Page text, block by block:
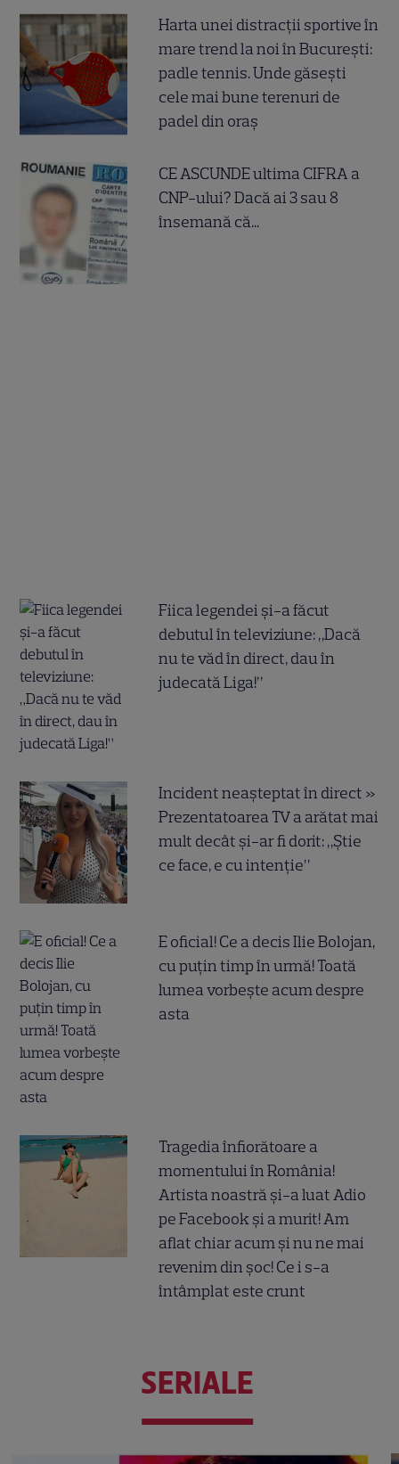
Harta unei distracții sportive în
mare trend la noi în București:
padle tennis. Unde găsești
cele mai bune terenuri de
padel din oraș
CE ASCUNDE ultima CIFRA a
CNP-ului? Dacă ai 3 sau 8
însemană că...
Fiica legendei și-a făcut
debutul în televiziune: „Dacă
nu te văd în direct, dau în
judecată Liga!”
Incident neașteptat în direct »
Prezentatoarea TV a arătat mai
mult decât și-ar fi dorit: „Știe
ce face, e cu intenție”
E oficial! Ce a decis Ilie Bolojan,
cu puțin timp în urmă! Toată
lumea vorbește acum despre
asta
Tragedia înfiorătoare a
momentului în România!
Artista noastră și-a luat Adio
pe Facebook și a murit! Am
aflat chiar acum și nu ne mai
revenim din șoc! Ce i s-a
întâmplat este crunt
SERIALE